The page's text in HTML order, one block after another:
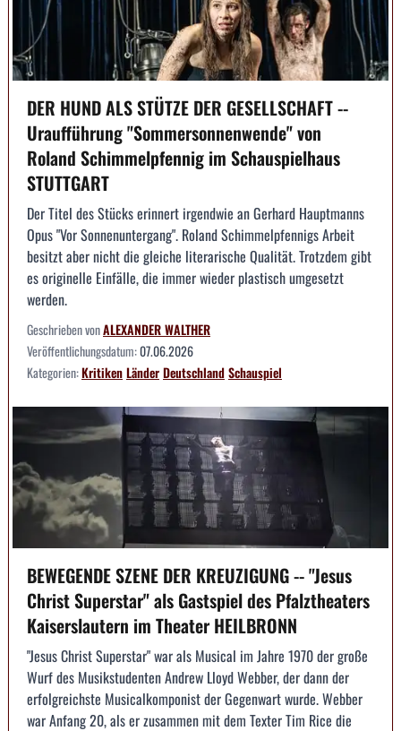
DER HUND ALS STÜTZE DER GESELLSCHAFT --
Uraufführung "Sommersonnenwende" von
Roland Schimmelpfennig im Schauspielhaus
STUTTGART
Der Titel des Stücks erinnert irgendwie an Gerhard Hauptmanns
Opus "Vor Sonnenuntergang". Roland Schimmelpfennigs Arbeit
besitzt aber nicht die gleiche literarische Qualität. Trotzdem gibt
es originelle Einfälle, die immer wieder plastisch umgesetzt
werden.
Geschrieben vonALEXANDER WALTHER
Veröffentlichungsdatum:07.06.2026
Kategorien:KritikenLänderDeutschlandSchauspiel
BEWEGENDE SZENE DER KREUZIGUNG -- "Jesus
Christ Superstar" als Gastspiel des Pfalztheaters
Kaiserslautern im Theater HEILBRONN
"Jesus Christ Superstar" war als Musical im Jahre 1970 der große
Wurf des Musikstudenten Andrew Lloyd Webber, der dann der
erfolgreichste Musicalkomponist der Gegenwart wurde. Webber
war Anfang 20, als er zusammen mit dem Texter Tim Rice die